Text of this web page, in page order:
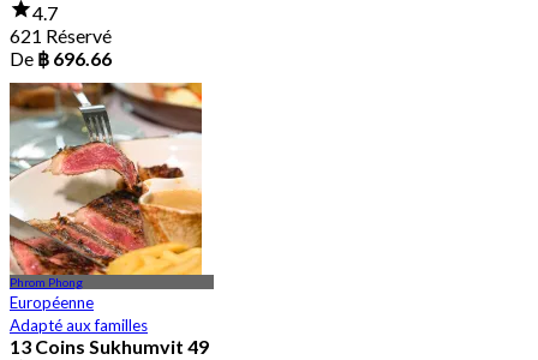
4.7
621 Réservé
De ฿ 696.66
Phrom Phong
Européenne
Adapté aux familles
13 Coins Sukhumvit 49